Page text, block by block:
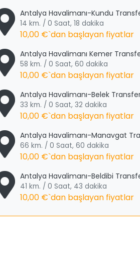
Antalya Havalimanı-Kundu
14 km. / 0 Saat, 18 dakika
10,00 €`dan başlayan fiyatlar
Antalya Havalimanı Kemer
58 km. / 0 Saat, 60 dakika
10,00 €`dan başlayan fiyatlar
Antalya Havalimanı-Belek
33 km. / 0 Saat, 32 dakika
10,00 €`dan başlayan fiyatlar
Antalya Havalimanı-Manavgat
66 km. / 0 Saat, 60 dakika
10,00 €`dan başlayan fiyatlar
Antalya Havalimanı-Beldibi
41 km. / 0 Saat, 43 dakika
10,00 €`dan başlayan fiyatlar